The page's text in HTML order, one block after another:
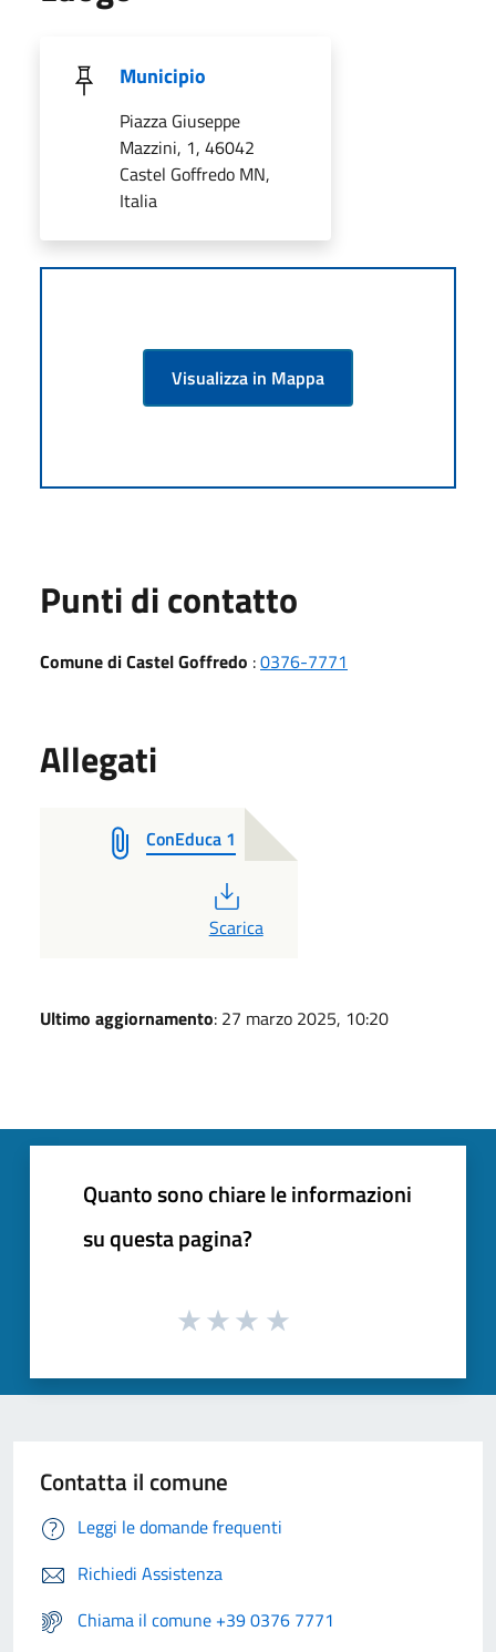
Municipio
Piazza Giuseppe
Mazzini, 1, 46042
Castel Goffredo MN,
Italia
Visualizza in Mappa
Punti di contatto
Comune di Castel Goffredo :0376-7771
Allegati
ConEduca 1
PDF
Scarica
Ultimo aggiornamento: 27 marzo 2025, 10:20
Quanto sono chiare le informazioni
su questa pagina?
Contatta il comune
Leggi le domande frequenti
Richiedi Assistenza
Chiama il comune +39 0376 7771